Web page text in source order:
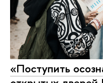
«Поступить